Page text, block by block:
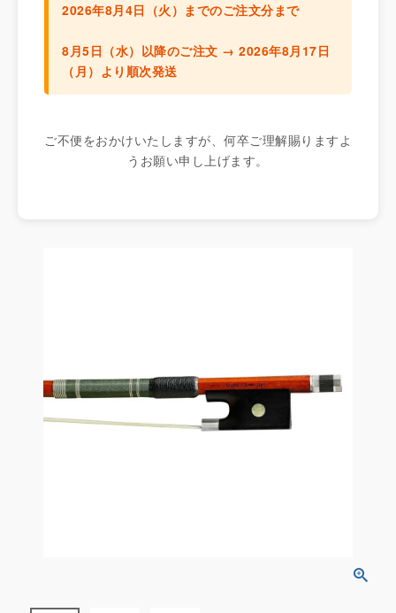
2026年8月4日（火）までのご注文分まで
8月5日（水）以降のご注文 → 2026年8月17日
（月）より順次発送
ご不便をおかけいたしますが、何卒ご理解賜りますよ
うお願い申し上げます。